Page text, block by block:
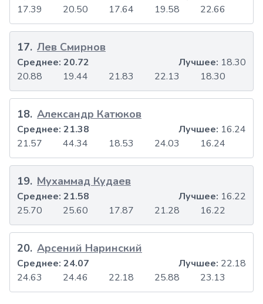
17.39 20.50 17.64 19.58 22.66
17. Лев Смирнов
20.88 19.44 21.83 22.13 18.30
Среднее: 20.72 Лучшее: 18.30
18. Александр Катюков
21.57 44.34 18.53 24.03 16.24
Среднее: 21.38 Лучшее: 16.24
19. Мухаммад Кудаев
25.70 25.60 17.87 21.28 16.22
Среднее: 21.58 Лучшее: 16.22
20. Арсений Наринский
24.63 24.46 22.18 25.88 23.13
Среднее: 24.07 Лучшее: 22.18